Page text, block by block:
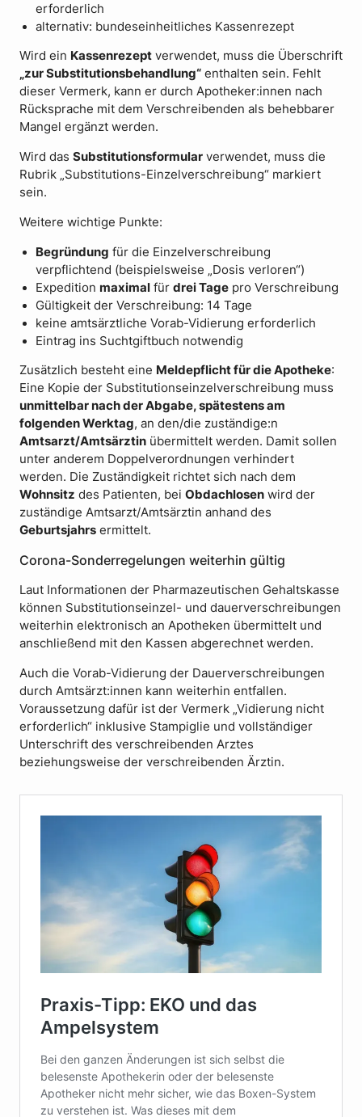
erforderlich
alternativ: bundeseinheitliches Kassenrezept
Wird ein Kassenrezept verwendet, muss die Überschrift
„zur Substitutionsbehandlung“ enthalten sein. Fehlt
dieser Vermerk, kann er durch Apotheker:innen nach
Rücksprache mit dem Verschreibenden als behebbarer
Mangel ergänzt werden.
Wird das Substitutionsformular verwendet, muss die
Rubrik „Substitutions-Einzelverschreibung“ markiert
sein.
Weitere wichtige Punkte:
Begründung für die Einzelverschreibung
verpflichtend (beispielsweise „Dosis verloren“)
Expedition maximal für drei Tage pro Verschreibung
Gültigkeit der Verschreibung: 14 Tage
keine amtsärztliche Vorab-Vidierung erforderlich
Eintrag ins Suchtgiftbuch notwendig
Zusätzlich besteht eine Meldepflicht für die Apotheke:
Eine Kopie der Substitutionseinzelverschreibung muss
unmittelbar nach der Abgabe, spätestens am
folgenden Werktag, an den/die zuständige:n
Amtsarzt/Amtsärztin übermittelt werden. Damit sollen
unter anderem Doppelverordnungen verhindert
werden. Die Zuständigkeit richtet sich nach dem
Wohnsitz des Patienten, bei Obdachlosen wird der
zuständige Amtsarzt/Amtsärztin anhand des
Geburtsjahrs ermittelt.
Corona-Sonderregelungen weiterhin gültig
Laut Informationen der Pharmazeutischen Gehaltskasse
können Substitutionseinzel- und dauerverschreibungen
weiterhin elektronisch an Apotheken übermittelt und
anschließend mit den Kassen abgerechnet werden.
Auch die Vorab-Vidierung der Dauerverschreibungen
durch Amtsärzt:innen kann weiterhin entfallen.
Voraussetzung dafür ist der Vermerk „Vidierung nicht
erforderlich“ inklusive Stampiglie und vollständiger
Unterschrift des verschreibenden Arztes
beziehungsweise der verschreibenden Ärztin.